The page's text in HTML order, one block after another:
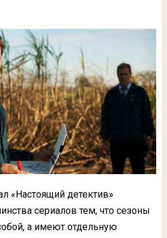
«Настоящий детектив»
сериалов тем, что сезоны
а имеют отдельную